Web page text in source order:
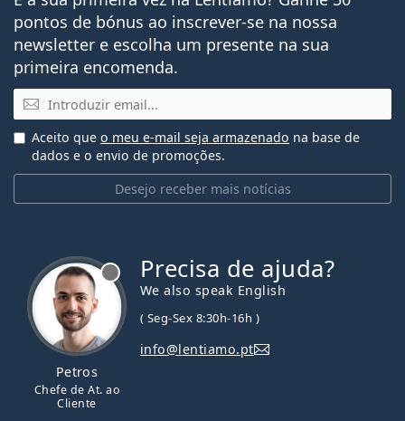
pontos de bónus ao inscrever-se na nossa
newsletter e escolha um presente na sua
primeira encomenda.
Email
Desejo receber mais notícias
Aceito que o meu e-mail seja armazenado na base de
dados e o envio de promoções.
Petros
Chefe de At. ao
Cliente
Precisa de ajuda?
We also speak English
( Seg-Sex 8:30h-16h )
info@lentiamo.pt